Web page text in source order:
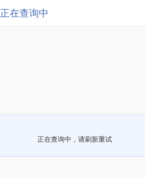
正在查询中
正在查询中，请刷新重试